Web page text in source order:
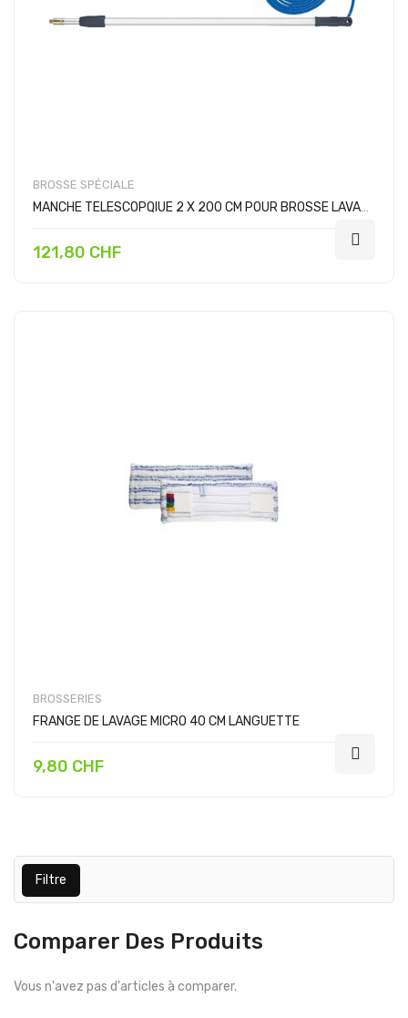
BROSSE SPÉCIALE
MANCHE TELESCOPQIUE 2 X 200 CM POUR BROSSE LAVAGE
121,80 CHF
BROSSERIES
FRANGE DE LAVAGE MICRO 40 CM LANGUETTE
9,80 CHF
Filtre
Comparer Des Produits
Vous n'avez pas d'articles à comparer.